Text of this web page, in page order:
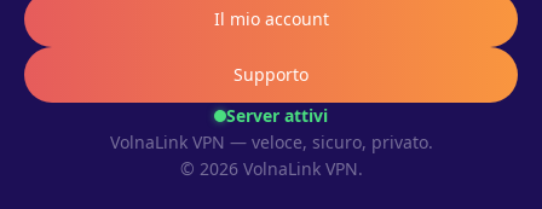
Server attivi
VolnaLink VPN — veloce, sicuro, privato.
© 2026 VolnaLink VPN.
Il mio account
Supporto